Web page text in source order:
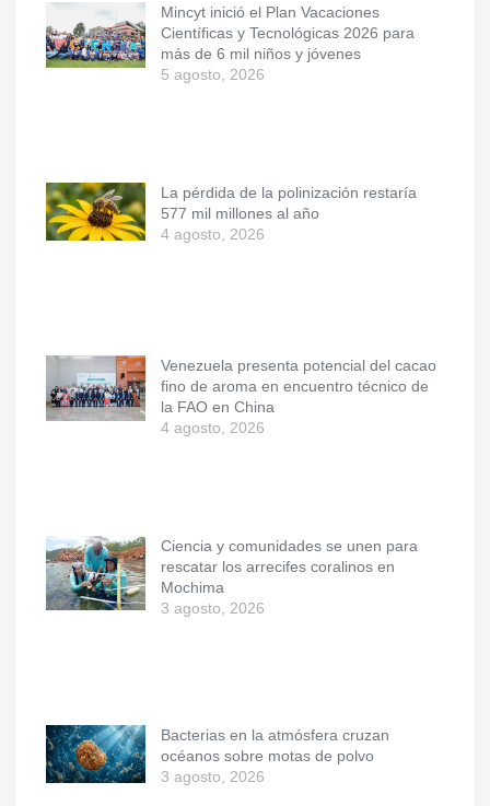
Mincyt inició el Plan Vacaciones
Científicas y Tecnológicas 2026 para
más de 6 mil niños y jóvenes
5 agosto, 2026
La pérdida de la polinización restaría
577 mil millones al año
4 agosto, 2026
Venezuela presenta potencial del cacao
fino de aroma en encuentro técnico de
la FAO en China
4 agosto, 2026
Ciencia y comunidades se unen para
rescatar los arrecifes coralinos en
Mochima
3 agosto, 2026
Bacterias en la atmósfera cruzan
océanos sobre motas de polvo
3 agosto, 2026